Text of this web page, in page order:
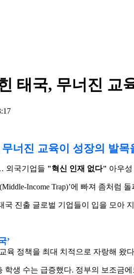
태국, 무너진 교
너진 교육이 성장의 발목
외국기업들 "혁신 인재 없다" 아우성
Income Trap)’에 빠져 좀처
국 진출 글로벌 기업들이 입을 모아
’
육 정책을 최대 치적으로 자랑해 왔
학생 수는 급증했다. 정부의 보조금